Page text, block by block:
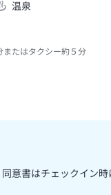
温泉
たはタクシー約５分
意書はチェックイン時